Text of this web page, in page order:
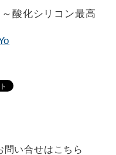
酸化シリコン最高
い合せはこちら